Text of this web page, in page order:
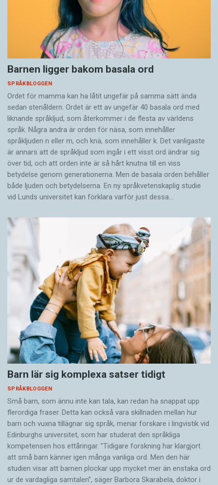
Barnen ligger bakom basala ord
SPRÅKBLOGGEN
Ordet för mamma kan ha låtit ungefär på samma sätt ända
sedan stenåldern. Ordet är ett av ungefär 40 basala ord med
liknande språkljud, som återkommer i de flesta av världens
språk. Några andra är orden för näsa, som innehåller
språkljuden n eller m, och knä, som innehåller k. Det vanligaste
är annars att de språkljud som ingår i ett visst ord ändrar sig
över tid, och att orden inte är så hårt knutna till en viss
betydelse genom generationerna. Men de basala orden behåller
både ljuden och betydelserna. En ny språkvetenskaplig studie
vid Lunds universitet kan förklara varför just dessa…
Barn lär sig komplexa satser tidigt
SPRÅKBLOGGEN
Små barn, som ännu inte kan tala, kan redan ha snappat upp
flerordiga fraser. Detta kan också vara skillnaden mellan hur
barn och vuxna tillägnar sig språk, menar forskare i lingvistik vid
Edinburghs universitet, som har studerat den språkliga
kompetensen hos ettåringar. ”Tidigare forskning har klargjort
att små barn känner igen många vanliga ord. Men den här
studien visar att barnen plockar upp mycket mer än enstaka ord
ur de vardagliga samtalen”, säger Barbora Skarabela, doktor i